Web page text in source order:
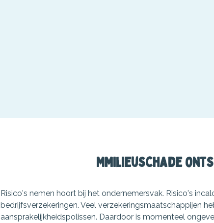
Mmilieuschade
Risico's nemen hoort bij het ondernemersvak. Risico's
bedrijfsverzekeringen. Veel verzekeringsmaatschappijen
aansprakelijkheidspolissen. Daardoor is momenteel